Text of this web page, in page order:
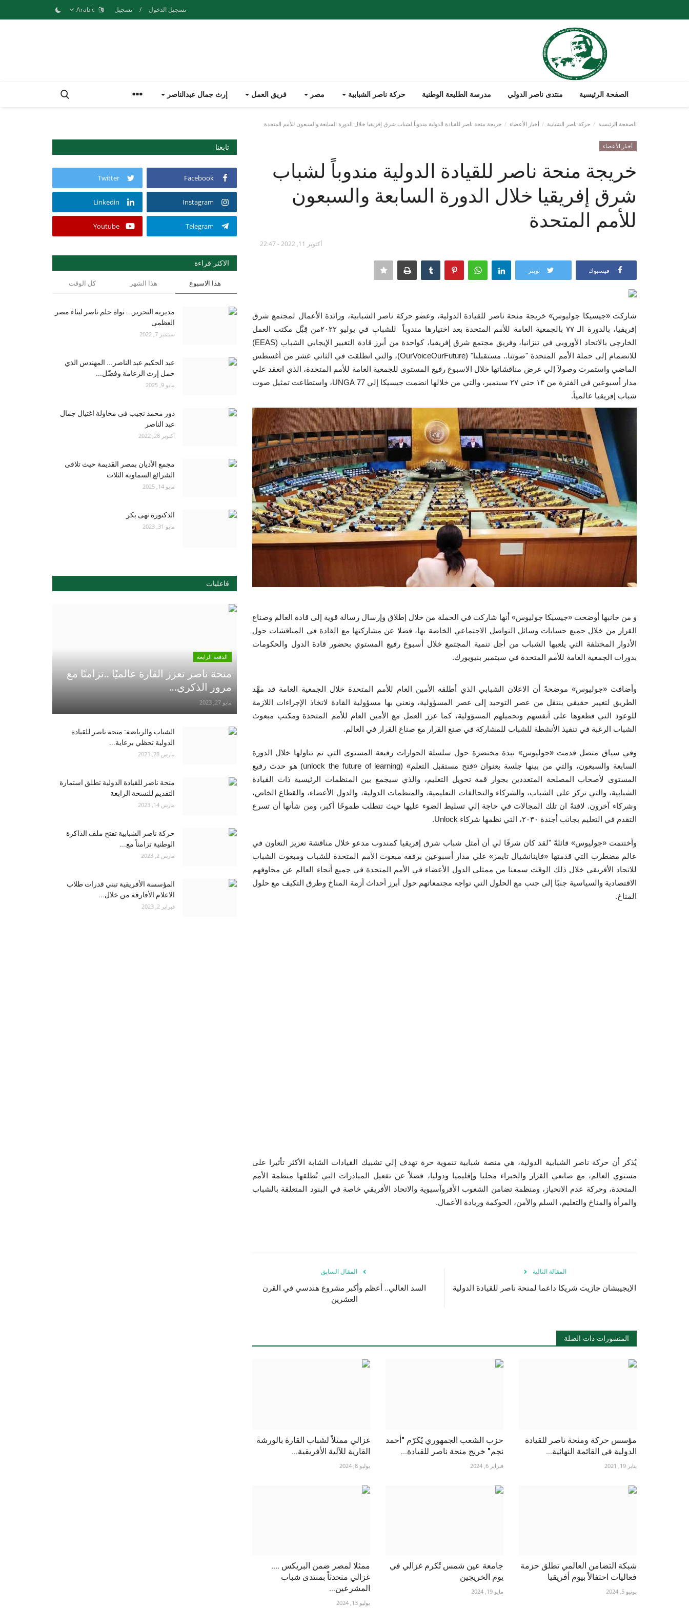
تسجيل الدخول / تسجيل
الصفحة الرئيسية منتدى ناصر الدولي مدرسة الطليعة الوطنية حركة ناصر الشبابية مصر فريق العمل إرث جمال عبدالناصر
الصفحة الرئيسية حركة ناصر الشبابية أخبار الأعضاء خريجة منحة ناصر للقيادة الدولية مندوباً لشباب شرق إفريقيا خلال الدورة السابعة والسبعون للأمم المتحدة
أخبار الأعضاء
خريجة منحة ناصر للقيادة الدولية مندوباً لشباب
شرق إفريقيا خلال الدورة السابعة والسبعون
للأمم المتحدة
أكتوبر 11, 2022 - 22:47
فيسبوك تويتر
شاركت «جيسيكا جوليوس» خريجة منحة ناصر للقيادة الدولية، وعضو حركة ناصر الشبابية، ورائدة الأعمال لمجتمع شرق
إفريقيا، بالدورة الـ ٧٧ بالجمعية العامة للأمم المتحدة بعد اختيارها مندوباً للشباب في يوليو ٢٠٢٢من قِبَّل مكتب العمل
الخارجي بالاتحاد الأوروبي في تنزانيا، وفريق مجتمع شرق إفريقيا، كواحدة من أبرز قادة التغيير الإيجابي الشباب (EEAS)
للانضمام إلى حملة الأمم المتحدة "صوتنا.. مستقبلنا" (OurVoiceOurFuture)، والتي انطلقت في الثاني عشر من أغسطس
الماضي واستمرت وصولاَ إلي عرض مناقشاتها خلال الاسبوع رفيع المستوى للجمعية العامة للأمم المتحدة، الذي انعقد علي
مدار أسبوعين في الفترة من ١٣ حتي ٢٧ سبتمبر، والتي من خلالها انضمت جيسيكا إلي UNGA 77، واستطاعت تمثيل صوت
شباب إفريقيا عالمياً.
و من جانبها أوضحت «جيسيكا جوليوس» أنها شاركت في الحملة من خلال إطلاق وإرسال رسالة قوية إلى قادة العالم وصناع
القرار من خلال جميع حسابات وسائل التواصل الاجتماعي الخاصة بها، فضلا عن مشاركتها مع القادة في المناقشات حول
الأدوار المختلفة التي يلعبها الشباب من أجل تنمية المجتمع خلال أسبوع رفيع المستوي بحضور قادة الدول والحكومات
بدورات الجمعية العامة للأمم المتحدة في سبتمبر بنيويورك.
وأضافت «جوليوس» موضحةً أن الاعلان الشبابي الذي أطلقه الأمين العام للأمم المتحدة خلال الجمعية العامة قد مهَّد
الطريق لتغيير حقيقي ينتقل من عصر التوحيد إلى عصر المسؤولية، ونعني بها مسؤولية القادة لاتخاذ الإجراءات اللازمة
للوعود التي قطعوها على أنفسهم وتحميلهم المسؤولية، كما عزز العمل مع الأمين العام للأمم المتحدة ومكتب مبعوث
الشباب الرغبة في تنفيذ الأنشطة للشباب للمشاركة في صنع القرار مع صناع القرار في العالم.
وفي سياق متصل قدمت «جوليوس» نبذة مختصرة حول سلسلة الحوارات رفيعة المستوى التي تم تناولها خلال الدورة
السابعة والسبعون، والتي من بينها جلسة بعنوان «فتح مستقبل التعلم» (unlock the future of learning) هو حدث رفيع
المستوى لأصحاب المصلحة المتعددين بجوار قمة تحويل التعليم، والذي سيجمع بين المنظمات الرئيسية ذات القيادة
الشبابية، والتي تركز على الشباب، والشركاء والتحالفات التعليمية، والمنظمات الدولية، والدول الأعضاء، والقطاع الخاص،
وشركاء آخرون. لافتةً ان تلك المجالات في حاجة إلي تسليط الضوء عليها حيث تتطلب طموحًا أكبر، ومن شأنها أن تسرع
التقدم في التعليم بجانب أجندة ٢٠٣٠، التي نظمها شركاء Unlock.
وأختتمت «جوليوس» قائلةً "لقد كان شرفًا لي أن أمثل شباب شرق إفريقيا كمندوب مدعو خلال مناقشة تعزيز التعاون في
عالم مضطرب التي قدمتها «فاينانشيال تايمز» علي مدار أسبوعين برفقة مبعوث الأمم المتحدة للشباب ومبعوث الشباب
للاتحاد الأفريقي خلال ذلك الوقت سمعنا من ممثلي الدول الأعضاء في الأمم المتحدة في جميع أنحاء العالم عن مخاوفهم
الاقتصادية والسياسية جنبًا إلى جنب مع الحلول التي تواجه مجتمعاتهم حول أبرز أحداث أزمة المناخ وطرق التكيف مع حلول
المناخ.
يُذكر أن حركة ناصر الشبابية الدولية، هي منصة شبابية تنموية حرة تهدف إلي تشبيك القيادات الشابة الأكثر تأثيرا على
مستوي العالم، مع صانعي القرار والخبراء محليا وإقليميا ودوليا، فضلاً عن تفعيل المبادرات التي تُطلقها منظمة الأمم
المتحدة، وحركة عدم الانحياز، ومنظمة تضامن الشعوب الأفروآسيوية والاتحاد الأفريقي خاصة في البنود المتعلقة بالشباب
والمرأة والمناخ والتعليم، السلم والأمن، الحوكمة وريادة الأعمال.
المقال السابق
السد العالي.. أعظم وأكبر مشروع هندسي في القرن
العشرين
المقالة التالية
الإيجيبشان جازيت شريكا داعما لمنحة ناصر للقيادة الدولية
المنشورات ذات الصلة
مؤسس حركة ومنحة ناصر للقيادة
الدولية في القائمة النهائية...
يناير 19, 2021
حزب الشعب الجمهوري يُكرّم "أحمد
نجم" خريج منحة ناصر للقيادة...
فبراير 6, 2024
غزالي ممثلاً لشباب القارة بالورشة
القارية للآلية الأفريقية...
يوليو 8, 2024
شبكة التضامن العالمي تطلق حزمة
فعاليات احتفالاً بيوم أفريقيا
يونيو 5, 2024
جامعة عين شمس تُكرم غزالي في
يوم الخريجين
مايو 19, 2024
ممثلا لمصر ضمن البريكس ....
غزالي متحدثاً بمنتدى شباب
المشرعين...
يوليو 13, 2024
تابعنا
Facebook
Twitter
Instagram
Linkedin
Telegram
Youtube
الاكثر قراءة
هذا الاسبوع هذا الشهر كل الوقت
مديرية التحرير... نواة حلم ناصر لبناء مصر
العظمى
سبتمبر 7, 2022
عبد الحكيم عبد الناصر... المهندس الذي
حمل إرث الزعامة وفضّل...
مايو 9, 2025
دور محمد نجيب فى محاولة اغتيال جمال
عبد الناصر
أكتوبر 28, 2022
مجمع الأديان بمصر القديمة حيث تلاقى
الشرائع السماوية الثلاث
مايو 14, 2025
الدكتورة نهى بكر
مايو 31, 2023
فاعليات
الدفعة الرابعة
منحة ناصر تعزز القارة عالميًا ..تزامنًا مع
مرور الذكري...
مايو 27, 2023
الشباب والرياضة: منحة ناصر للقيادة
الدولية تحظي برعاية...
مارس 28, 2023
منحة ناصر للقيادة الدولية تطلق استمارة
التقديم للنسخة الرابعة
مارس 14, 2023
حركة ناصر الشبابية تفتح ملف الذاكرة
الوطنية تزامناً مع...
مارس 2, 2023
المؤسسة الأفريقية تبني قدرات طلاب
الاعلام الأفارقة من خلال...
فبراير 2, 2023